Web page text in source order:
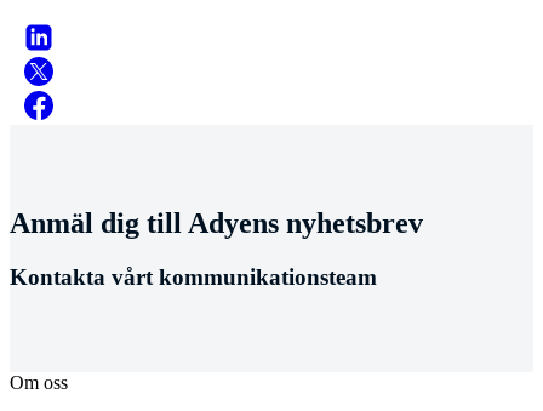
Anmäl dig till Adyens nyhetsbrev
Kontakta vårt kommunikationsteam
Om oss